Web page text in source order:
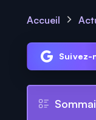
Accueil
Suivez-